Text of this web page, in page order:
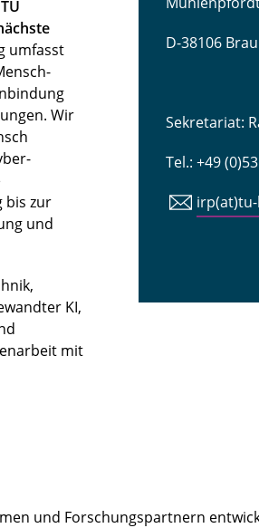
umfasst
Wir
bis zur
und
KI,
mit
D-38106
Sekretariat:
Tel.: +49
und Forschungspartnern